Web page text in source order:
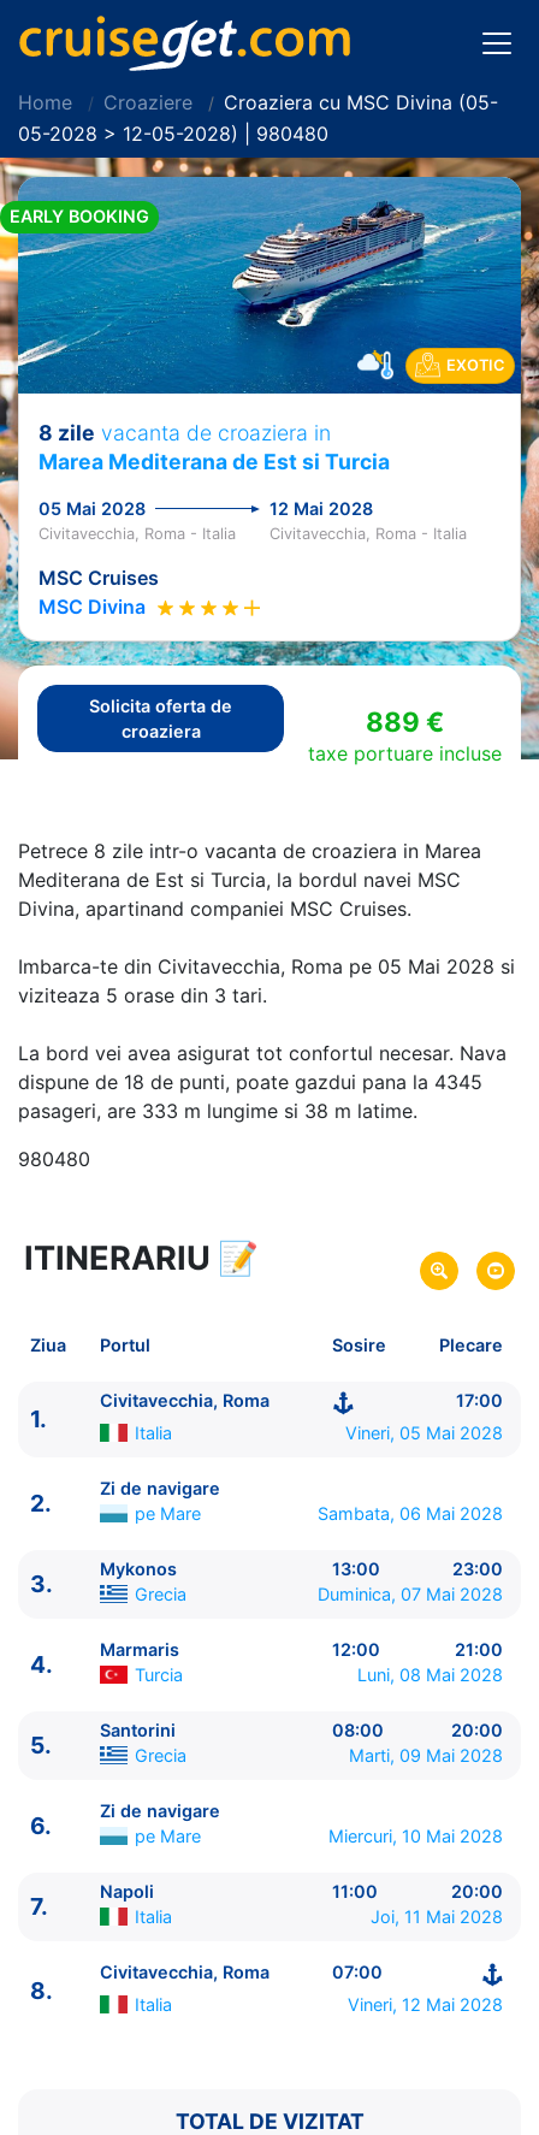
Home Croaziere
Croaziera cu MSC Divina (05-
05-2028 > 12-05-2028) | 980480
EARLY BOOKING
EXOTIC
8 zile vacanta de croaziera in
Marea Mediterana de Est si Turcia
05 Mai 2028 12 Mai 2028
Civitavecchia, Roma - Italia Civitavecchia, Roma - Italia
MSC Cruises
MSC Divina
Solicita oferta de
croaziera
889 €
taxe portuare incluse
Petrece 8 zile intr-o vacanta de croaziera in Marea
Mediterana de Est si Turcia, la bordul navei MSC
Divina, apartinand companiei MSC Cruises.
Imbarca-te din Civitavecchia, Roma pe 05 Mai 2028 si
viziteaza 5 orase din 3 tari.
La bord vei avea asigurat tot confortul necesar. Nava
dispune de 18 de punti, poate gazdui pana la 4345
pasageri, are 333 m lungime si 38 m latime.
980480
8 zile vacanta de croaziera in
Marea Mediterana de Est si Turcia -
link oferta
Plecare pe 05 Mai 2028
din Civitavecchia, Roma,
Sosire pe 12 Mai 2028in Civitavecchia, Roma, Italia
MSC Divina★★★★+
Ziua | Portul | Sosire - Plecare
----------------------------------------
Zi de navigare
0:00 - 0:00
3.
Mykonos Grecia
5.
Santorini Grecia 08:00 - 20:00
6.
Zi de navigare
0:00 - 0:00
ITINERARIU 📝
Ziua Portul Sosire Plecare
1.
Civitavecchia, Roma
17:00
Italia
Vineri, 05 Mai 2028
2.
Zi de navigare
pe Mare
Sambata, 06 Mai 2028
3.
Mykonos 13:00
23:00
Grecia
Duminica, 07 Mai 2028
4.
Marmaris 12:00
21:00
Turcia
Luni, 08 Mai 2028
5.
Santorini 08:00
20:00
Grecia
Marti, 09 Mai 2028
6.
Zi de navigare
pe Mare
Miercuri, 10 Mai 2028
7.
Napoli 11:00
20:00
Italia
Joi, 11 Mai 2028
8.
Civitavecchia, Roma
07:00
Italia
Vineri, 12 Mai 2028
TOTAL DE VIZITAT